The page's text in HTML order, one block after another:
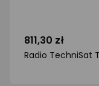
811,30 zł